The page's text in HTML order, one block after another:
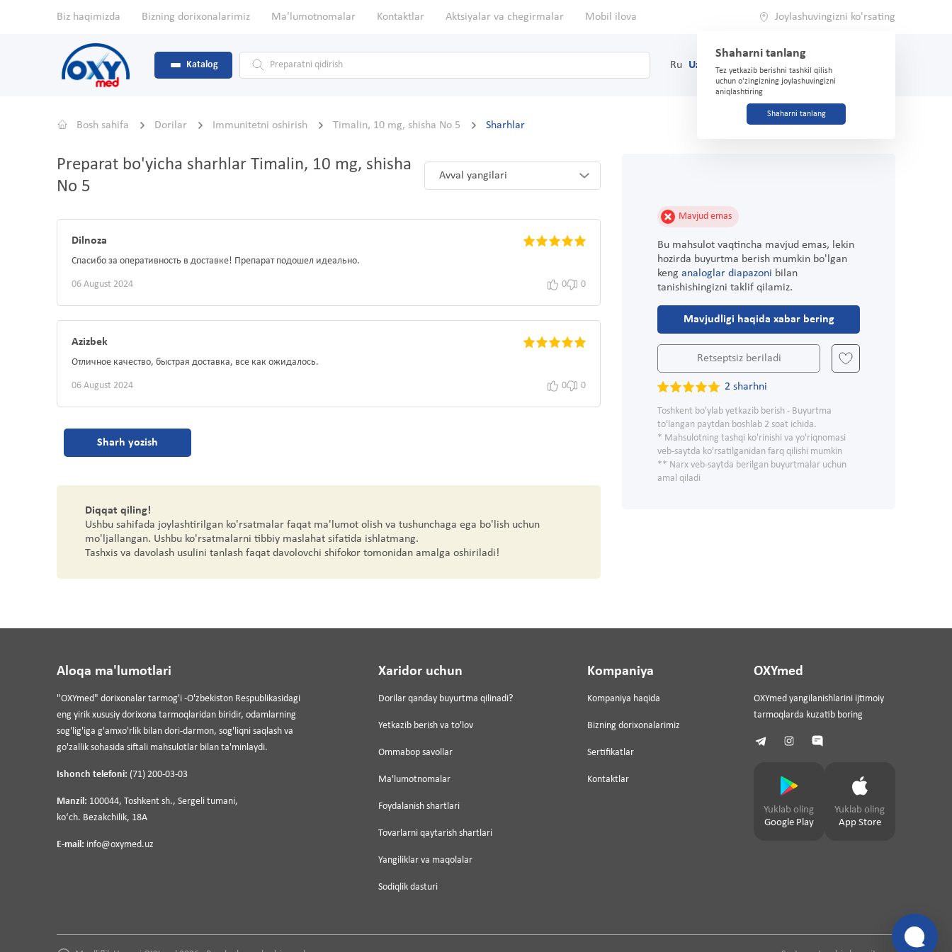
Biz haqimizda Bizning dorixonalarimiz Ma'lumotnomalar Kontaktlar Aktsiyalar va chegirmalar Mobil ilova Joylashuvingizni ko'rsating
Shaharni tanlang
Tez yetkazib berishni tashkil qilish
uchun o'zingizning joylashuvingizni
aniqlashtiring
Shaharni tanlang
Katalog Ru Uz (71) 200-03-03
Bosh sahifa Dorilar Immunitetni oshirish Timalin, 10 mg, shisha No 5 Sharhlar
Preparat bo'yicha sharhlar Timalin, 10 mg, shisha
No 5
Avval yangilari
Dilnoza
Спасибо за оперативность в доставке! Препарат подошел идеально.
06 August 2024 0 0
Azizbek
Отличное качество, быстрая доставка, все как ожидалось.
06 August 2024 0 0
Sharh yozish
Diqqat qiling!
Ushbu sahifada joylashtirilgan ko'rsatmalar faqat ma'lumot olish va tushunchaga ega bo'lish uchun
mo'ljallangan. Ushbu ko'rsatmalarni tibbiy maslahat sifatida ishlatmang.
Tashxis va davolash usulini tanlash faqat davolovchi shifokor tomonidan amalga oshiriladi!
Mavjud emas
Bu mahsulot vaqtincha mavjud emas, lekin
hozirda buyurtma berish mumkin bo'lgan
keng analoglar diapazoni bilan
tanishishingizni taklif qilamiz.
Mavjudligi haqida xabar bering
Retseptsiz beriladi
2 sharhni
Toshkent bo'ylab yetkazib berish - Buyurtma
to'langan paytdan boshlab 2 soat ichida.
* Mahsulotning tashqi ko'rinishi va yo'riqnomasi
veb-saytda ko'rsatilganidan farq qilishi mumkin
** Narx veb-saytda berilgan buyurtmalar uchun
amal qiladi
Aloqa ma'lumotlari
"OXYmed" dorixonalar tarmog'i -O'zbekiston Respublikasidagi
eng yirik xususiy dorixona tarmoqlaridan biridir, odamlarning
sog'lig'iga g'amxo'rlik bilan dori-darmon, sog'liqni saqlash va
go'zallik sohasida siftali mahsulotlar bilan ta'minlaydi.
Ishonch telefoni: (71) 200-03-03
Manzil: 100044, Toshkent sh., Sergeli tumani,
koʻch. Bezakchilik, 18A
E-mail: info@oxymed.uz
Xaridor uchun
Dorilar qanday buyurtma qilinadi?
Yetkazib berish va to'lov
Ommabop savollar
Ma'lumotnomalar
Foydalanish shartlari
Tovarlarni qaytarish shartlari
Yangiliklar va maqolalar
Sodiqlik dasturi
Kompaniya
Kompaniya haqida
Bizning dorixonalarimiz
Sertifikatlar
Kontaktlar
OXYmed
OXYmed yangilanishlarini ijtimoiy
tarmoqlarda kuzatib boring
Yuklab oling
Google Play
Yuklab oling
App Store